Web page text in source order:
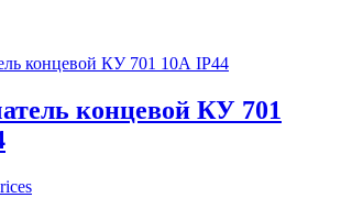
концевой КУ 701